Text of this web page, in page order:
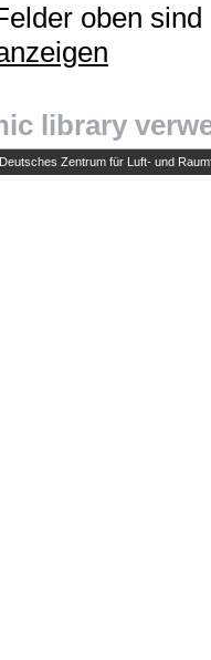
oben
library
Zentrum für Luft- und